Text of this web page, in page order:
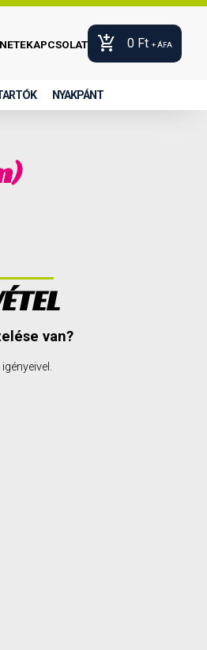
KAPCSOLAT add_shopping_cart 0 Ft + ÁFA
NYAKPÁNT
van?